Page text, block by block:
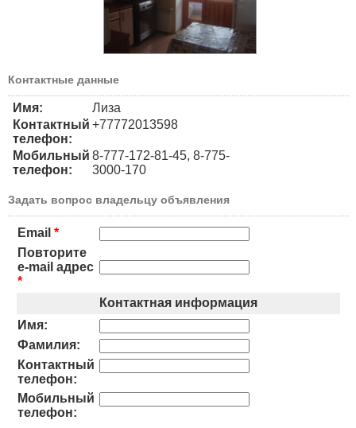
Контактные данные
Имя:
Лиза
Контактный
телефон:
+77772013598
Мобильный
телефон:
8-777-172-81-45, 8-775-
3000-170
Задать вопрос владельцу объявления
Email *
Повторите
e-mail адрес
*
Контактная информация
Имя:
Фамилия:
Контактный
телефон:
Мобильный
телефон: